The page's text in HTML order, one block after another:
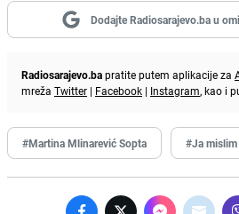
Dodajte Radiosarajevo.ba u
Radiosarajevo.bapratite putem aplikacije za
mreža Twitter | Facebook | Instagram, kao i
#Martina Mlinarević Sopta #Ja mislim